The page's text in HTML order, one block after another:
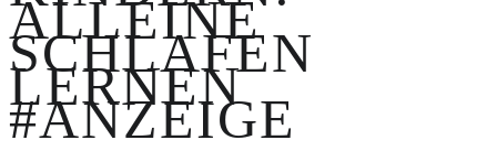
ALLEINE
SCHLAFEN
LERNEN
#ANZEIGE